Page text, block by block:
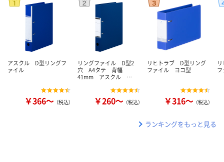
アスクル D型リングフ
ァイル
￥366～ （税込）
リングファイル D型2
穴 A4タテ 背幅
41mm アスクル …
￥260～ （税込）
リヒトラブ D型リング
ファイル ヨコ型
￥316～ （税込）
ランキングをもっと見る